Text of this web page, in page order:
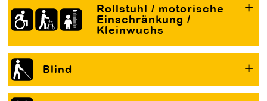
Rollstuhl / motorische
Einschränkung /
Kleinwuchs
Blind